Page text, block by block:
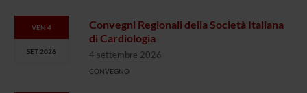
VEN 4
SET 2026
Convegni Regionali della Società Italiana
di Cardiologia
4 settembre 2026
CONVEGNO